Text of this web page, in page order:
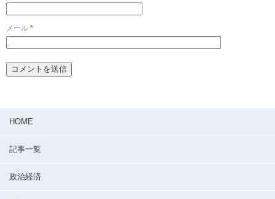
メール *
HOME
記事一覧
政治経済